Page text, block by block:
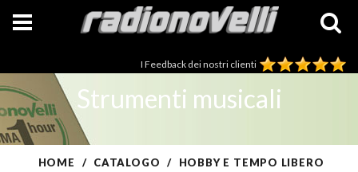
I Feedback dei nostri clienti
Strumenti musicali
HOME CATALOGO
HOBBY E TEMPO LIBERO